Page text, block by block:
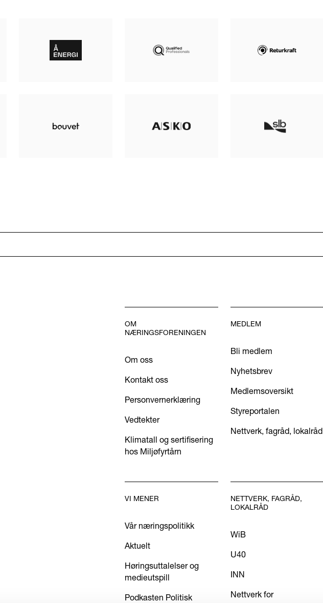
OM
NÆRINGSFORENINGEN
Om oss
Kontakt oss
Personvernerklæring
Vedtekter
Klimatall og sertifisering
hos Miljøfyrtårn
MEDLEM
Bli medlem
Nyhetsbrev
Medlemsoversikt
Styreportalen
Nettverk, fagråd, lokalråd
VI MENER
Vår næringspolitikk
Aktuelt
Høringsuttalelser og
medieutspill
Podkasten Politisk
NETTVERK, FAGRÅD,
LOKALRÅD
WiB
U40
INN
Nettverk for